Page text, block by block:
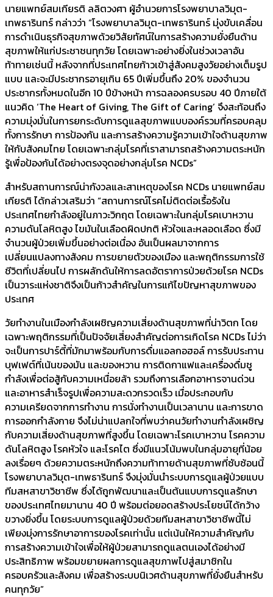
นายแพทย์สมเกียรติ ลลิตวงศา ผู้อำนวยการโรงพยาบาลวิมุต-
เทพธารินทร์ กล่าวว่า “โรงพยาบาลวิมุต-เทพธารินทร์ มุ่งขับเคลื่อน
การดำเนินธุรกิจสุขภาพด้วยวิสัยทัศน์ในการสร้างความยั่งยืนด้าน
สุขภาพให้แก่ประชาชนทุกวัย โดยเฉพาะอย่างยิ่งในช่วงเวลาอัน
ท้าทายเช่นนี้ หลังจากที่ประเทศไทยก้าวเข้าสู่สังคมสูงวัยอย่างเต็มรูป
แบบ และจะมีประชากรอายุเกิน 65 ปีเพิ่มขึ้นถึง 20% ของจำนวน
ประชากรทั้งหมดในอีก 10 ปีข้างหน้า การฉลองครบรอบ 40 ปีภายใต้
แนวคิด ‘The Heart of Giving, The Gift of Caring’ จึงสะท้อนถึง
ความมุ่งมั่นในการยกระดับการดูแลสุขภาพแบบองค์รวมที่ครอบคลุม
ทั้งการรักษา การป้องกัน และการสร้างความรู้ความเข้าใจด้านสุขภาพ
ให้กับสังคมไทย โดยเฉพาะกลุ่มโรคที่เราสามารถสร้างความตระหนัก
รู้เพื่อป้องกันได้อย่างตรงจุดอย่างกลุ่มโรค NCDs”
สำหรับสถานการณ์น่ากังวลและสาเหตุของโรค NCDs นายแพทย์สม
เกียรติ ได้กล่าวเสริมว่า “สถานการณ์โรคไม่ติดต่อเรื้อรังใน
ประเทศไทยกำลังอยู่ในภาวะวิกฤต โดยเฉพาะในกลุ่มโรคเบาหวาน
ความดันโลหิตสูง ไขมันในเลือดผิดปกติ หัวใจและหลอดเลือด ซึ่งมี
จำนวนผู้ป่วยเพิ่มขึ้นอย่างต่อเนื่อง อันเป็นผลมาจากการ
เปลี่ยนแปลงทางสังคม การขยายตัวของเมือง และพฤติกรรมการใช้
ชีวิตที่เปลี่ยนไป การผลักดันให้การลดอัตราการป่วยด้วยโรค NCDs
เป็นวาระแห่งชาติจึงเป็นก้าวสำคัญในการแก้ไขปัญหาสุขภาพของ
ประเทศ
วัยทำงานในเมืองกำลังเผชิญความเสี่ยงด้านสุขภาพที่น่าวิตก โดย
เฉพาะพฤติกรรมที่เป็นปัจจัยเสี่ยงสำคัญต่อการเกิดโรค NCDs ไม่ว่า
จะเป็นการปาร์ตี้ที่มักมาพร้อมกับการดื่มแอลกอฮอล์ การรับประทาน
บุฟเฟต์ที่เน้นของมัน และของหวาน การติดกาแฟและเครื่องดื่มชู
กำลังเพื่อต่อสู้กับความเหนื่อยล้า รวมถึงการเลือกอาหารจานด่วน
และอาหารสำเร็จรูปเพื่อความสะดวกรวดเร็ว เมื่อประกอบกับ
ความเครียดจากการทำงาน การนั่งทำงานเป็นเวลานาน และการขาด
การออกกำลังกาย จึงไม่น่าแปลกใจที่พบว่าคนวัยทำงานกำลังเผชิญ
กับความเสี่ยงด้านสุขภาพที่สูงขึ้น โดยเฉพาะโรคเบาหวาน โรคความ
ดันโลหิตสูง โรคหัวใจ และโรคไต ซึ่งมีแนวโน้มพบในกลุ่มอายุที่น้อย
ลงเรื่อยๆ ด้วยความตระหนักถึงความท้าทายด้านสุขภาพที่ซับซ้อนนี้
โรงพยาบาลวิมุต-เทพธารินทร์ จึงมุ่งมั่นนำระบบการดูแลผู้ป่วยแบบ
ทีมสหสาขาวิชาชีพ ซึ่งได้ถูกพัฒนาและเป็นต้นแบบการดูแลรักษา
ของประเทศไทยมานาน 40 ปี พร้อมต่อยอดสร้างประโยชน์ได้กว้าง
ขวางยิ่งขึ้น โดยระบบการดูแลผู้ป่วยด้วยทีมสหสาขาวิชาชีพนี้ไม่
เพียงมุ่งการรักษาอาการของโรคเท่านั้น แต่เน้นให้ความสำคัญกับ
การสร้างความเข้าใจเพื่อให้ผู้ป่วยสามารถดูแลตนเองได้อย่างมี
ประสิทธิภาพ พร้อมขยายผลการดูแลสุขภาพไปสู่สมาชิกใน
ครอบครัวและสังคม เพื่อสร้างระบบนิเวศด้านสุขภาพที่ยั่งยืนสำหรับ
คนทุกวัย”